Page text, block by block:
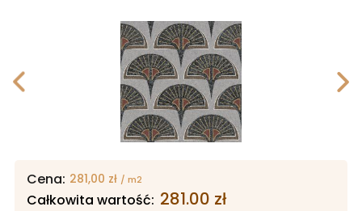
Cena: 281,00 zł / m2
Całkowita wartość: 281.00 zł